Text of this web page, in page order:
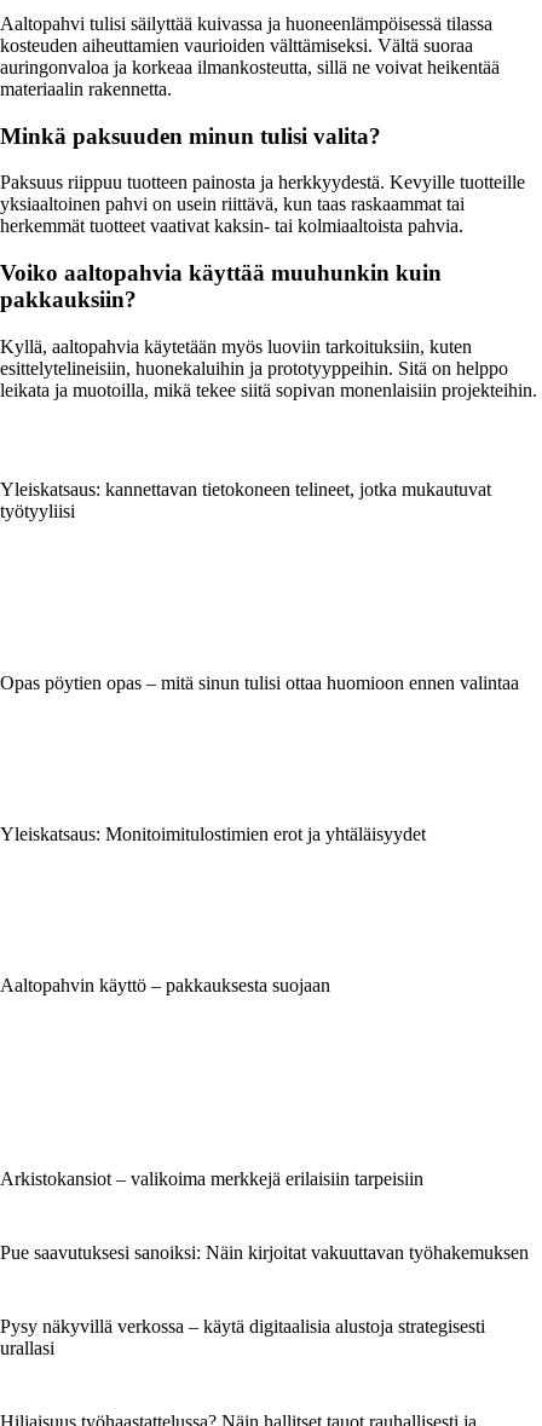
Aaltopahvi tulisi säilyttää kuivassa ja huoneenlämpöisessä tilassa
kosteuden aiheuttamien vaurioiden välttämiseksi. Vältä suoraa
auringonvaloa ja korkeaa ilmankosteutta, sillä ne voivat heikentää
materiaalin rakennetta.
Minkä paksuuden minun tulisi valita?
Paksuus riippuu tuotteen painosta ja herkkyydestä. Kevyille tuotteille
yksiaaltoinen pahvi on usein riittävä, kun taas raskaammat tai
herkemmät tuotteet vaativat kaksin- tai kolmiaaltoista pahvia.
Voiko aaltopahvia käyttää muuhunkin kuin
pakkauksiin?
Kyllä, aaltopahvia käytetään myös luoviin tarkoituksiin, kuten
esittelytelineisiin, huonekaluihin ja prototyyppeihin. Sitä on helppo
leikata ja muotoilla, mikä tekee siitä sopivan monenlaisiin projekteihin.
Yleiskatsaus: kannettavan tietokoneen telineet, jotka mukautuvat
työtyyliisi
Opas pöytien opas – mitä sinun tulisi ottaa huomioon ennen valintaa
Yleiskatsaus: Monitoimitulostimien erot ja yhtäläisyydet
Aaltopahvin käyttö – pakkauksesta suojaan
Arkistokansiot – valikoima merkkejä erilaisiin tarpeisiin
Pue saavutuksesi sanoiksi: Näin kirjoitat vakuuttavan työhakemuksen
Pysy näkyvillä verkossa – käytä digitaalisia alustoja strategisesti
urallasi
Hiljaisuus työhaastattelussa? Näin hallitset tauot rauhallisesti ja